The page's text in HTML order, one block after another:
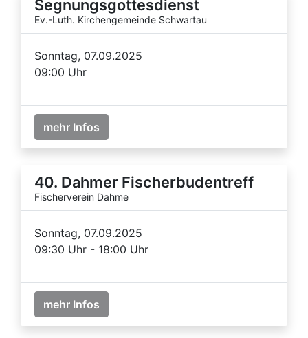
Segnungsgottesdienst
Ev.-Luth. Kirchengemeinde Schwartau
Sonntag, 07.09.2025
09:00 Uhr
mehr Infos
40. Dahmer Fischerbudentreff
Fischerverein Dahme
Sonntag, 07.09.2025
09:30 Uhr - 18:00 Uhr
mehr Infos